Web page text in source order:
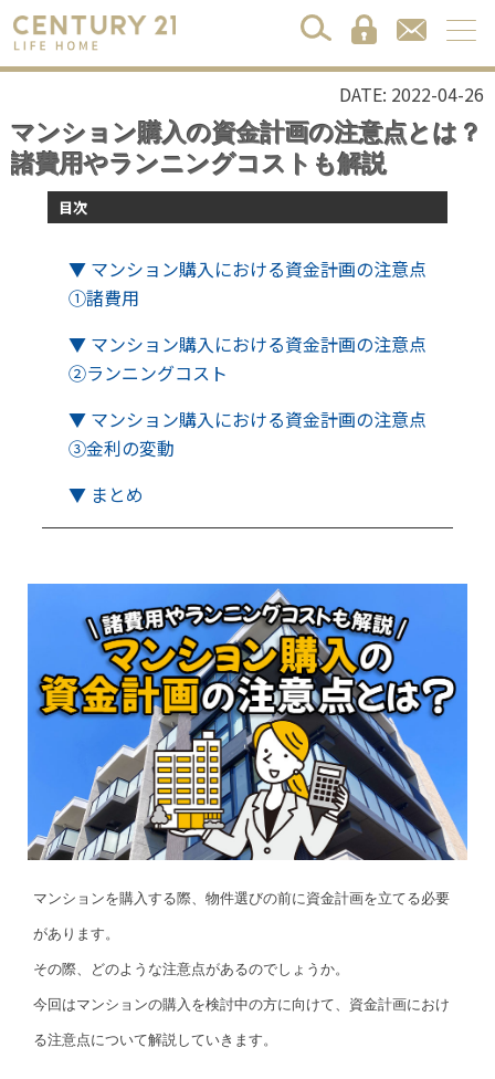
DATE: 2022-04-26
マンション購入の資金計画の注意点とは？
諸費用やランニングコストも解説
目次
▼ マンション購入における資金計画の注意点
①諸費用
▼ マンション購入における資金計画の注意点
②ランニングコスト
▼ マンション購入における資金計画の注意点
③金利の変動
▼ まとめ
マンションを購入する際、物件選びの前に資金計画を立てる必要
があります。
その際、どのような注意点があるのでしょうか。
今回はマンションの購入を検討中の方に向けて、資金計画におけ
る注意点について解説していきます。